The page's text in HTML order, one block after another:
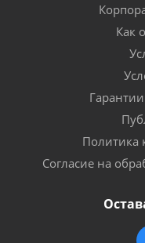
Как
Политика
Согласие на